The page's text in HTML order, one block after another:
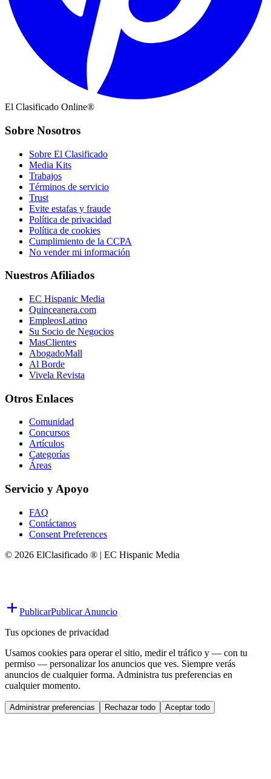
El Clasificado Online®
Sobre Nosotros
Sobre El Clasificado
Media Kits
Trabajos
Términos de servicio
Trust
Evite estafas y fraude
Política de privacidad
Política de cookies
Cumplimiento de la CCPA
No vender mi información
Nuestros Afiliados
EC Hispanic Media
Quinceanera.com
EmpleosLatino
Su Socio de Negocios
MasClientes
AbogadoMall
Al Borde
Vivela Revista
Otros Enlaces
Comunidad
Concursos
Artículos
Categorías
Áreas
Servicio y Apoyo
FAQ
Contáctanos
Consent Preferences
© 2026 ElClasificado ® | EC Hispanic Media
PublicarPublicar Anuncio
Tus opciones de privacidad
Usamos cookies para operar el sitio, medir el tráfico y — con tu
permiso — personalizar los anuncios que ves. Siempre verás
anuncios de cualquier forma. Administra tus preferencias en
cualquier momento.
Administrar preferencias Rechazar todo Aceptar todo